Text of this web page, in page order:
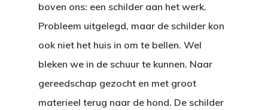
boven ons: een schilder aan het werk.
Probleem uitgelegd, maar de schilder kon
ook niet het huis in om te bellen. Wel
bleken we in de schuur te kunnen. Naar
gereedschap gezocht en met groot
materieel terug naar de hond. De schilder